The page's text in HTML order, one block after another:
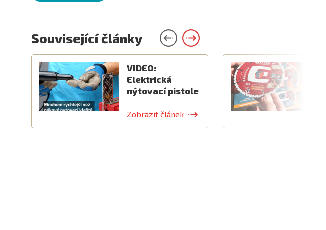
Související články
VIDEO:
Elektrická
nýtovací pistole
Zobrazit článek